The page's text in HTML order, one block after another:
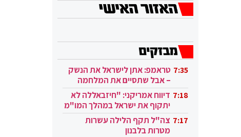
7:35 טראמפ: אתן לישראל את הנשק
– אבל שתסיים את המלחמה
בעזה 7:18 דיווח אמריקני: "חיזבאללה לא
יתקוף את ישראל במהלך המו"מ
בקטאר" 7:17 צה"ל תקף הלילה עשרות
מטרות בלבנון